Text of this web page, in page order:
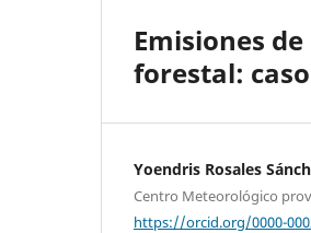
Emisiones
forestal:
Yoendris Rosales
Centro Meteorológico
https://orcid.org/0000-